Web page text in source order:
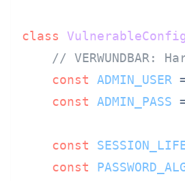
class VulnerableConfig
// VERWUNDBAR:
const
ADMIN_USER
const
ADMIN_PASS
const
const